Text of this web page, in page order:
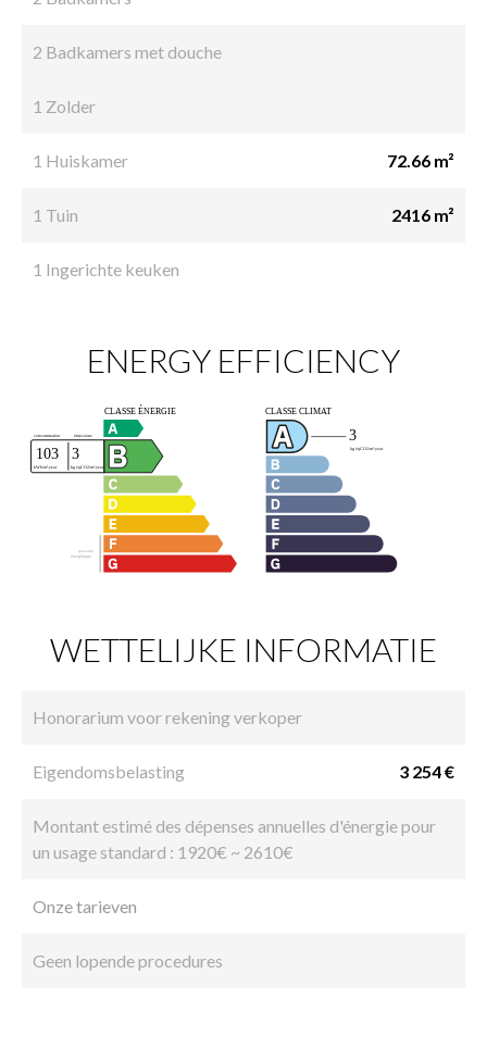
2 Badkamers met douche
1 Zolder
1 Huiskamer 72.66 m²
1 Tuin 2416 m²
1 Ingerichte keuken
ENERGY EFFICIENCY
WETTELIJKE INFORMATIE
Honorarium voor rekening verkoper
Eigendomsbelasting 3 254 €
Montant estimé des dépenses annuelles d'énergie pour
un usage standard : 1920€ ~ 2610€
Onze tarieven
Geen lopende procedures